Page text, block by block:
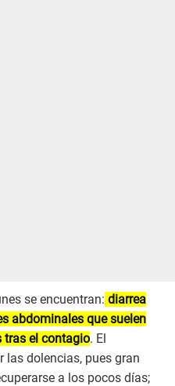
se encuentran: diarrea
abdominales que suelen
tras el contagio. El
dolencias, pues gran
a los pocos días;